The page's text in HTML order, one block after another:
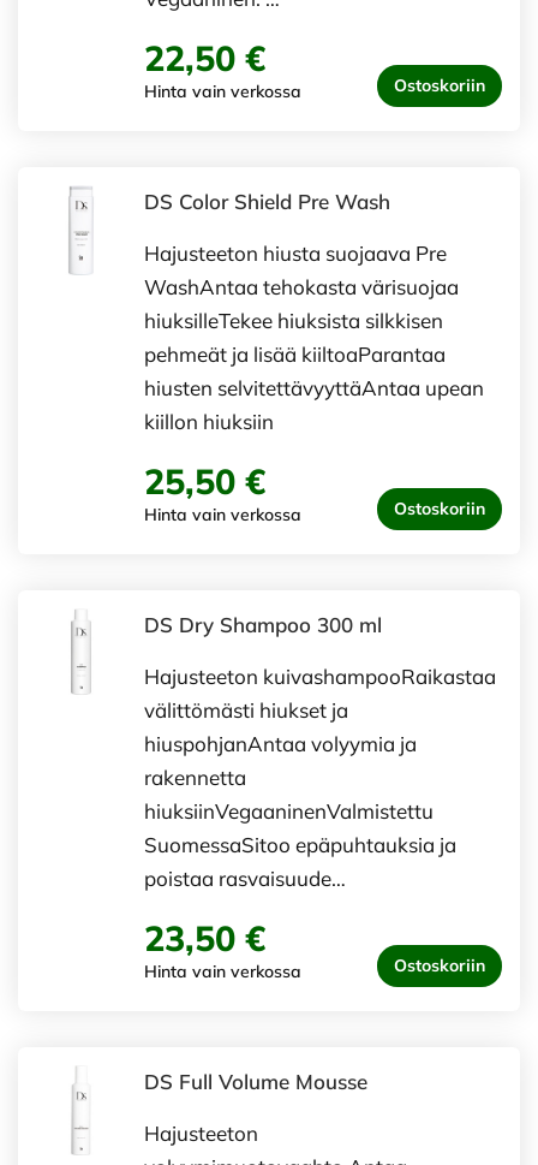
22,50 €
Hinta vain verkossa Ostoskoriin
DS Color Shield Pre Wash
Hajusteeton hiusta suojaava Pre
WashAntaa tehokasta värisuojaa
hiuksilleTekee hiuksista silkkisen
pehmeät ja lisää kiiltoaParantaa
hiusten selvitettävyyttäAntaa upean
kiillon hiuksiin
25,50 €
Hinta vain verkossa Ostoskoriin
DS Dry Shampoo 300 ml
Hajusteeton kuivashampooRaikastaa
välittömästi hiukset ja
hiuspohjanAntaa volyymia ja
rakennetta
hiuksiinVegaaninenValmistettu
SuomessaSitoo epäpuhtauksia ja
poistaa rasvaisuude…
23,50 €
Hinta vain verkossa Ostoskoriin
DS Full Volume Mousse
Hajusteeton